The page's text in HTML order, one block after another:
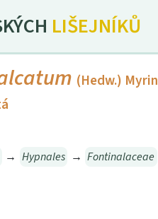
LIŠEJNÍKŮ
(Hedw.) Myrin
→ Hypnales → Fontinalaceae